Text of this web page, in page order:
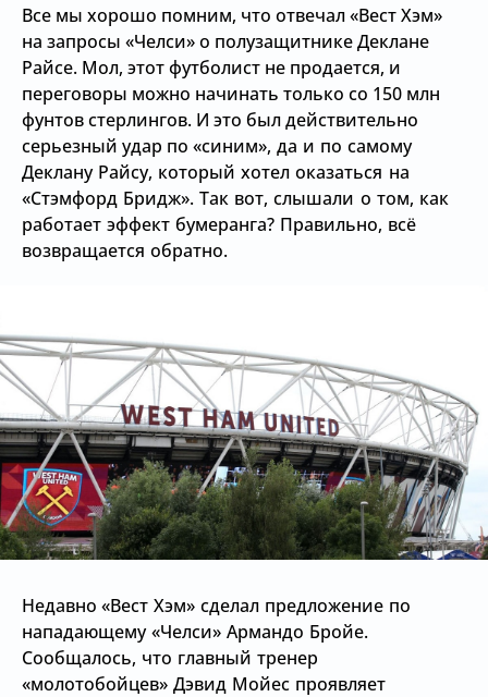
Все мы хорошо помним, что отвечал «Вест Хэм»
на запросы «Челси» о полузащитнике Деклане
Райсе. Мол, этот футболист не продается, и
переговоры можно начинать только со 150 млн
фунтов стерлингов. И это был действительно
серьезный удар по «синим», да и по самому
Деклану Райсу, который хотел оказаться на
«Стэмфорд Бридж». Так вот, слышали о том, как
работает эффект бумеранга? Правильно, всё
возвращается обратно.
Недавно «Вест Хэм» сделал предложение по
нападающему«Челси» Армандо Бройе.
Сообщалось, что главный тренер
«молотобойцев»Дэвид Мойес проявляет
О сайте
Контакты